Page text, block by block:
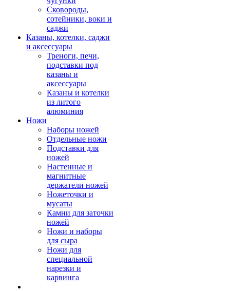
Сковороды,
сотейники, воки и
саджи
Казаны, котелки, саджи
и аксессуары
Треноги, печи,
подставки под
казаны и
аксессуары
Казаны и котелки
из литого
алюминия
Ножи
Наборы ножей
Отдельные ножи
Подставки для
ножей
Настенные и
магнитные
держатели ножей
Ножеточки и
мусаты
Камни для заточки
ножей
Ножи и наборы
для сыра
Ножи для
специальной
нарезки и
карвинга